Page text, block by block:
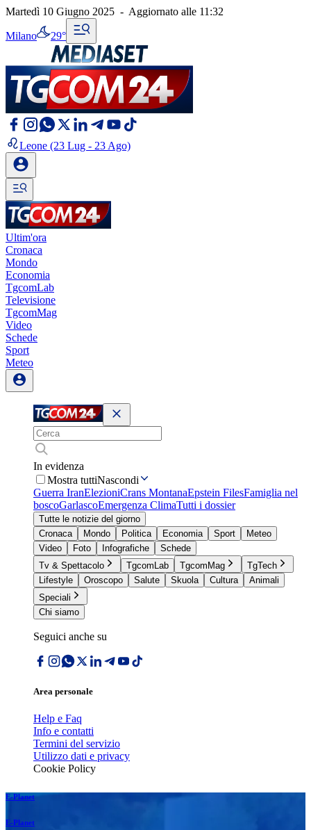
Martedì 10 Giugno 2025 - Aggiornato alle 11:32
Milano 29°
Leone (23 Lug - 23 Ago)
Ultim'ora
Cronaca
Mondo
Economia
TgcomLab
Televisione
TgcomMag
Video
Schede
Sport
Meteo
In evidenza
Mostra tuttiNascondi
Guerra IranElezioniCrans MontanaEpstein FilesFamiglia nel
boscoGarlascoEmergenza ClimaTutti i dossier
Tutte le notizie del giorno
Cronaca
Mondo Politica Economia Sport
Meteo
Video
Foto Infografiche
Schede
Tv & Spettacolo
TgcomLab TgcomMag
TgTech
Lifestyle
Oroscopo Salute Skuola Cultura
Animali
Speciali
Chi siamo
Seguici anche su
Area personale
Help e Faq
Info e contatti
Termini del servizio
Utilizzo dati e privacy
Cookie Policy
E-Planet
E-Planet